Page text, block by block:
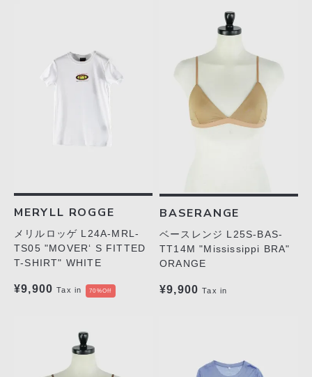
MERYLL ROGGE
メリルロッゲ L24A-MRL-
TS05 "MOVER‘ S FITTED
T-SHIRT" WHITE
¥9,900 Tax in 70%Off
BASERANGE
ベースレンジ L25S-BAS-
TT14M "Mississippi BRA"
ORANGE
¥9,900 Tax in